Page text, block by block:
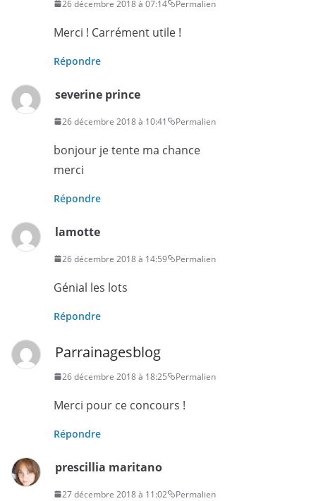
26 décembre 2018 à 07:14 Permalien
Merci ! Carrément utile !
Répondre
severine prince
26 décembre 2018 à 10:41 Permalien
bonjour je tente ma chance
merci
Répondre
lamotte
26 décembre 2018 à 14:59 Permalien
Génial les lots
Répondre
Parrainagesblog
26 décembre 2018 à 18:25 Permalien
Merci pour ce concours !
Répondre
prescillia maritano
27 décembre 2018 à 11:02 Permalien